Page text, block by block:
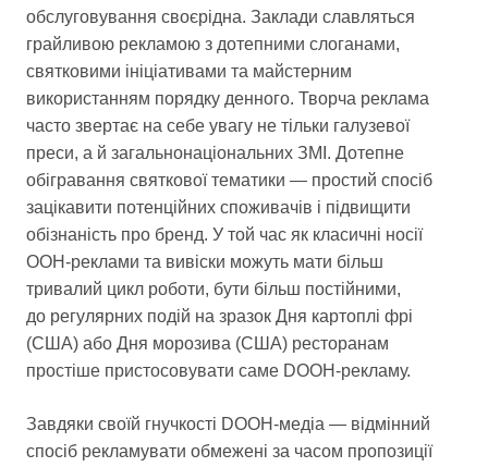
обслуговування своєрідна. Заклади славляться
грайливою рекламою з дотепними слоганами,
святковими ініціативами та майстерним
використанням порядку денного. Творча реклама
часто звертає на себе увагу не тільки галузевої
преси, а й загальнонаціональних ЗМІ. Дотепне
обігравання святкової тематики — простий спосіб
зацікавити потенційних споживачів і підвищити
обізнаність про бренд. У той час як класичні носії
OOH-реклами та вивіски можуть мати більш
тривалий цикл роботи, бути більш постійними,
до регулярних подій на зразок Дня картоплі фрі
(США) або Дня морозива (США) ресторанам
простіше пристосовувати саме DOOH-рекламу.
Завдяки своїй гнучкості DOOH-медіа — відмінний
спосіб рекламувати обмежені за часом пропозиції